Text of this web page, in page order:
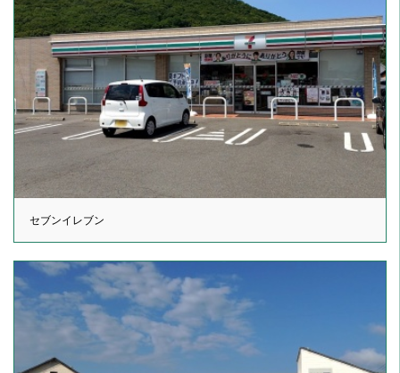
セブンイレブン